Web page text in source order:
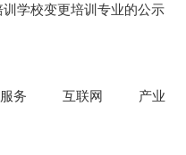
号）
学校变更培训专业的公示
务 互联网 产业